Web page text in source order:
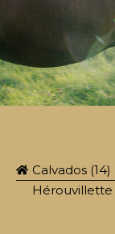
Calvados (14)
Hérouvillette